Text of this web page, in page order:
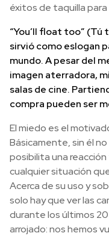
éxitos de taquilla
“You’ll float too”
sirvió como eslogan
mundo. A pesar del
imagen aterradora,
salas de cine.
compra pueden ser
El miedo es el
Básicamente, sin él
posibilita una
cualquier situación
Acerca de su uso y
solo hay que ver las
durante los últimos
arrojado: nos hemos